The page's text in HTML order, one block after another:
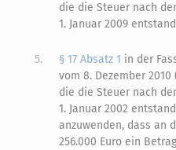
die die Steuer nach
1. Januar 2009
5. § 17 Absatz 1 in der
vom 8. Dezember 2010
die die Steuer nach
1. Januar 2002
anzuwenden, dass an
256.000 Euro ein